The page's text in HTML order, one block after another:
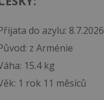
do azylu: 8.7.2026
z Arménie
15.4 kg
1 rok 11 měsíců